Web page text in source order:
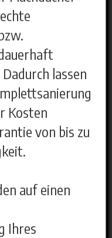
lassen
Kosten
von bis zu
auf einen
Ihres